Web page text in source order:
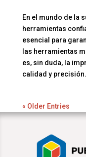
En el mundo de la
herramientas
esencial para
las herramientas
es, sin duda, la
calidad y
« Older Entries